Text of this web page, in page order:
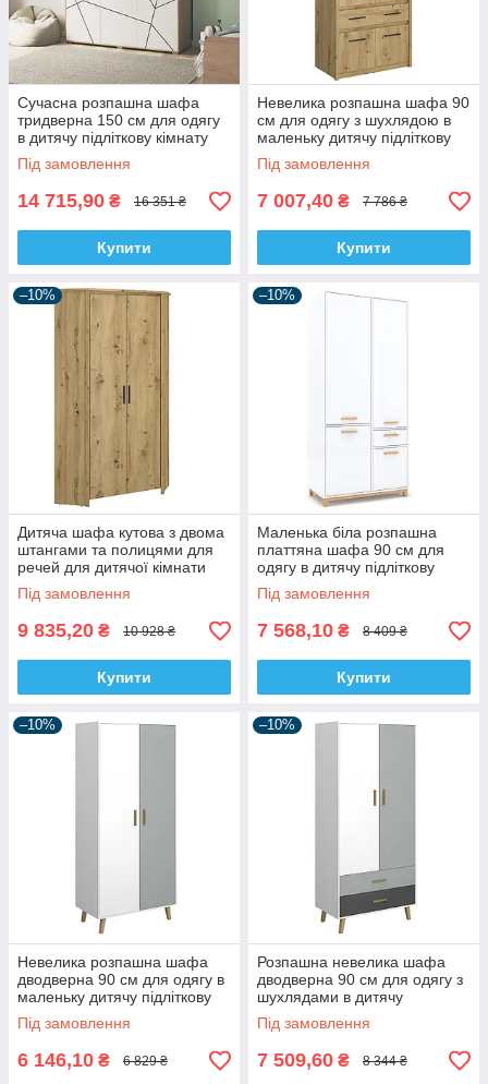
Сучасна розпашна шафа
тридверна 150 см для одягу
в дитячу підліткову кімнату
ДСП Тоні Світ Меблів
Під замовлення
14 715,90 ₴ 16 351 ₴
Купити
Невелика розпашна шафа 90
см для одягу з шухлядою в
маленьку дитячу підліткову
кімнату Ayson ВМВ Холдинг
Під замовлення
7 007,40 ₴ 7 786 ₴
Купити
–10%
Дитяча шафа кутова з двома
штангами та полицями для
речей для дитячої кімнати
дівчинки хлопчика Ayson ВМВ
Холдинг
Під замовлення
9 835,20 ₴ 10 928 ₴
Купити
–10%
Маленька біла розпашна
платтяна шафа 90 см для
одягу в дитячу підліткову
кімнату Стека ВМВ Холдинг
Під замовлення
7 568,10 ₴ 8 409 ₴
Купити
–10%
Невелика розпашна шафа
дводверна 90 см для одягу в
маленьку дитячу підліткову
кімнату Тіммі ВМВ Холдинг
Під замовлення
6 146,10 ₴ 6 829 ₴
–10%
Розпашна невелика шафа
дводверна 90 см для одягу з
шухлядами в дитячу
підліткову кімнату Тіммі ВМВ
Холдинг
Під замовлення
7 509,60 ₴ 8 344 ₴